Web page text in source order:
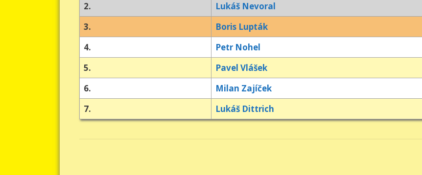
2.
Lukáš Nevoral
3.
Boris Lupták
4.
Petr Nohel
5.
Pavel Vlášek
6.
Milan Zajíček
7.
Lukáš Dittrich